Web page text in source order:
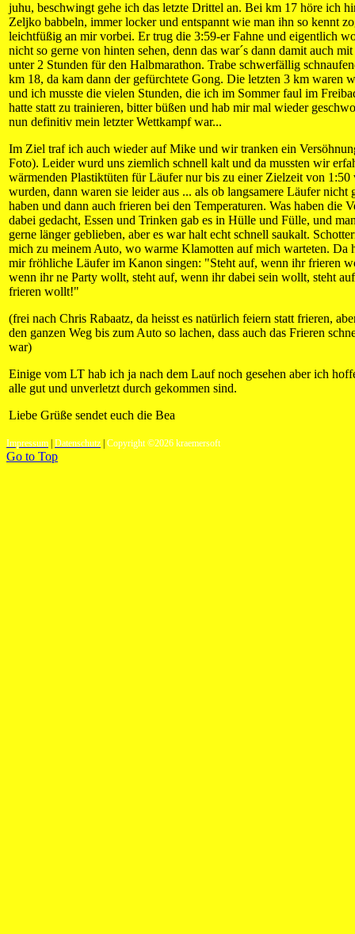
juhu, beschwingt gehe ich das letzte Drittel an. Bei km 17 höre ich
Zeljko babbeln, immer locker und entspannt wie man ihn so kennt
leichtfüßig an mir vorbei. Er trug die 3:59-er Fahne und eigentlich
nicht so gerne von hinten sehen, denn das war´s dann damit auch
unter 2 Stunden für den Halbmarathon. Trabe schwerfällig
km 18, da kam dann der gefürchtete Gong. Die letzten 3 km waren
und ich musste die vielen Stunden, die ich im Sommer faul im
hatte statt zu trainieren, bitter büßen und hab mir mal wieder
nun definitiv mein letzter Wettkampf war...
Im Ziel traf ich auch wieder auf Mike und wir tranken ein
Foto). Leider wurd uns ziemlich schnell kalt und da mussten wir
wärmenden Plastiktüten für Läufer nur bis zu einer Zielzeit von 1:50
wurden, dann waren sie leider aus ... als ob langsamere Läufer nicht
haben und dann auch frieren bei den Temperaturen. Was haben die
dabei gedacht, Essen und Trinken gab es in Hülle und Fülle, und
gerne länger geblieben, aber es war halt echt schnell saukalt.
mich zu meinem Auto, wo warme Klamotten auf mich warteten. Da
mir fröhliche Läufer im Kanon singen: "Steht auf, wenn ihr frieren
wenn ihr ne Party wollt, steht auf, wenn ihr dabei sein wollt, steht
frieren wollt!"
(frei nach Chris Rabaatz, da heisst es natürlich feiern statt frieren,
den ganzen Weg bis zum Auto so lachen, dass auch das Frieren
war)
Einige vom LT hab ich ja nach dem Lauf noch gesehen aber ich
alle gut und unverletzt durch gekommen sind.
Liebe Grüße sendet euch die Bea
Impressum Datenschutz Copyright ©2026 kraemersoft
Go to Top